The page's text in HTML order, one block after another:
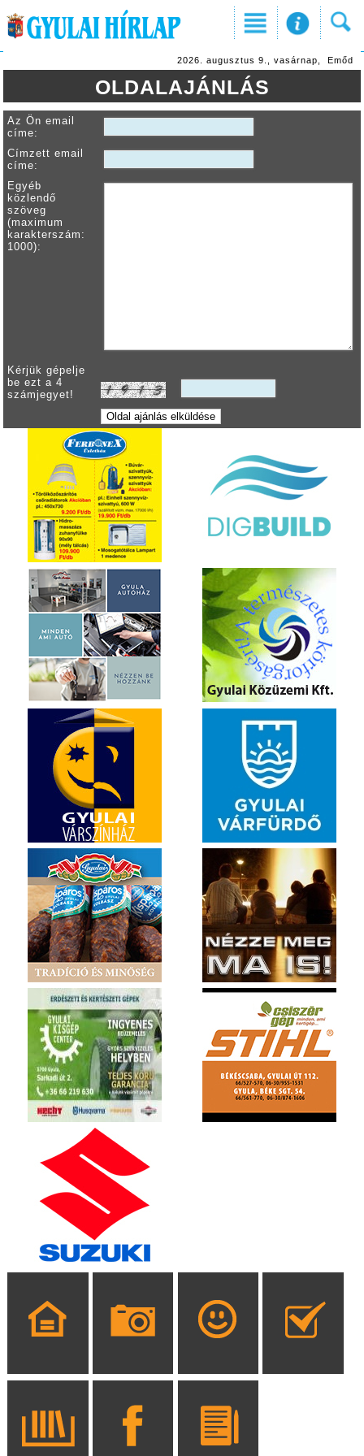
2026. augusztus 9., vasárnap, Emőd
OLDALAJÁNLÁS
Az Ön email
címe:
Címzett email
címe:
Egyéb
közlendő
szöveg
(maximum
karakterszám:
1000):
Kérjük gépelje
be ezt a 4
számjegyet!